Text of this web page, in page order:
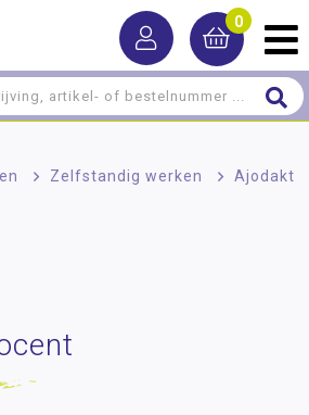
0
> Zelfstandig werken >
Ajodakt